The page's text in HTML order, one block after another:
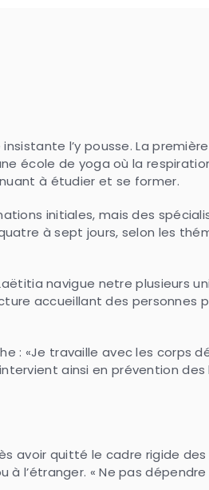
l’y pousse. La
école de yoga où la
à étudier et se former.
initiales, mais des
à sept jours, selon les
navigue netre plusieurs
accueillant des personnes
: «Je travaille avec les corps
ainsi en prévention
avoir quitté le cadre rigide
l’étranger. « Ne pas dépendre